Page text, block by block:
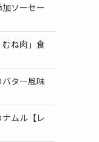
ソーセー
ね肉」食
バター風味
ナムル【レ